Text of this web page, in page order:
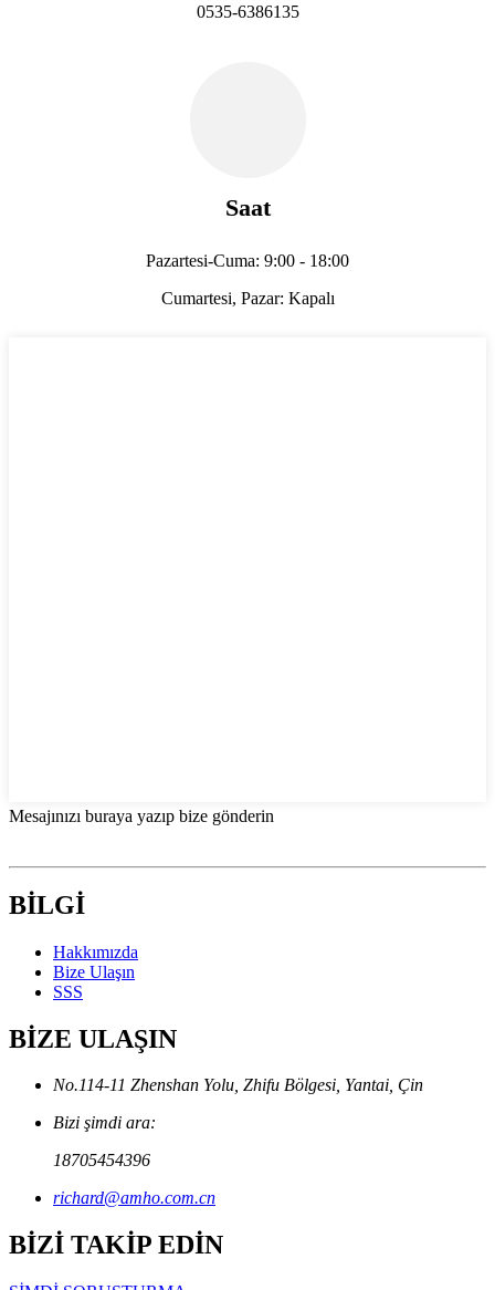
0535-6386135
Saat
Pazartesi-Cuma: 9:00 - 18:00
Cumartesi, Pazar: Kapalı
Mesajınızı buraya yazıp bize gönderin
BİLGİ
Hakkımızda
Bize Ulaşın
SSS
BİZE ULAŞIN
No.114-11 Zhenshan Yolu, Zhifu Bölgesi, Yantai, Çin
Bizi şimdi ara:
18705454396
richard@amho.com.cn
BİZİ TAKİP EDİN